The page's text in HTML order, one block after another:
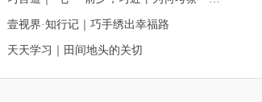
壹视界·知行记｜巧手绣出幸福路
天天学习｜田间地头的关切